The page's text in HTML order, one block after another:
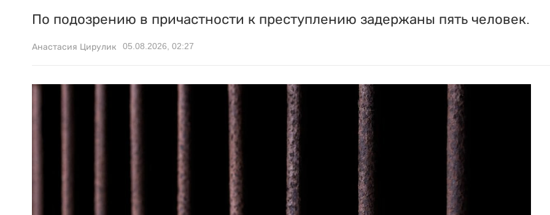
По подозрению в причастности к преступлению задержаны пять человек.
Анастасия Цирулик 05.08.2026, 02:27